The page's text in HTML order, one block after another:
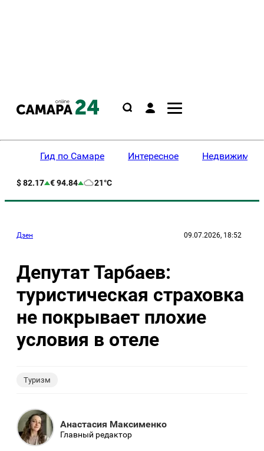
Гид по Самаре Интересное
$ 82.17 € 94.84 21°C
Дзен 09.07.2026, 18:52
Депутат Тарбаев:
туристическая страховка
не покрывает плохие
условия в отеле
Туризм
Анастасия Максименко
Главный редактор